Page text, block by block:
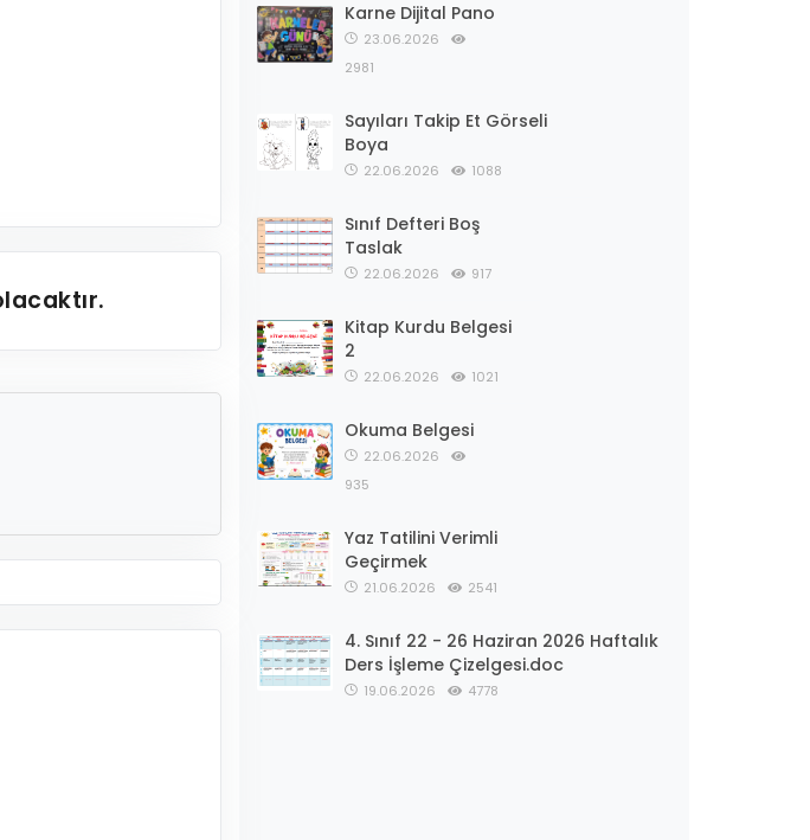
Karne Dijital Pano
23.06.2026
2981
Sayıları Takip Et Görseli
Boya
22.06.2026 1088
Sınıf Defteri Boş
Taslak
22.06.2026 917
Kitap Kurdu Belgesi
2
22.06.2026 1021
Okuma Belgesi
22.06.2026
935
Yaz Tatilini Verimli
Geçirmek
21.06.2026 2541
4. Sınıf 22 - 26 Haziran 2026 Haftalık
Ders İşleme Çizelgesi.doc
19.06.2026 4778